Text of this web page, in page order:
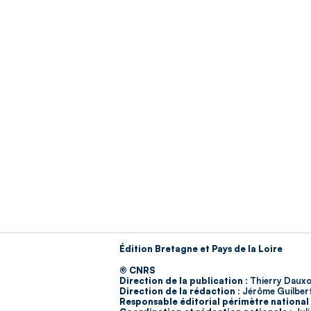
Édition Bretagne et Pays de la Loire
© CNRS
Direction de la publication : Thierry
Direction de la rédaction : Jérôme
Responsable éditorial périmètre national